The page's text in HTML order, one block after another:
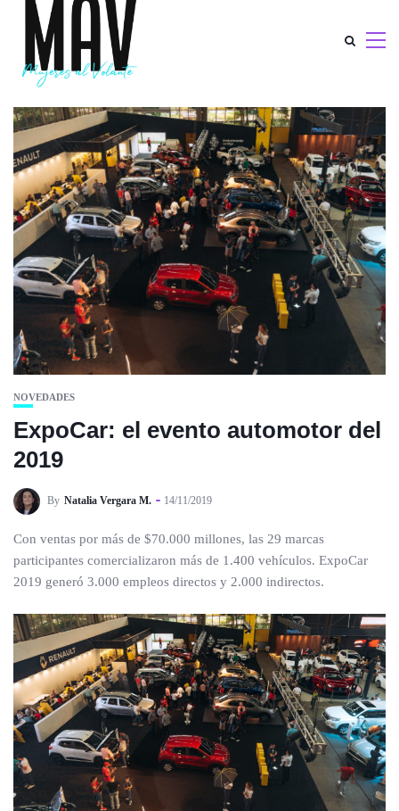
NOVEDADES
ExpoCar: el evento automotor del
2019
By Natalia Vergara M. 14/11/2019
Con ventas por más de $70.000 millones, las 29 marcas
participantes comercializaron más de 1.400 vehículos. ExpoCar
2019 generó 3.000 empleos directos y 2.000 indirectos.